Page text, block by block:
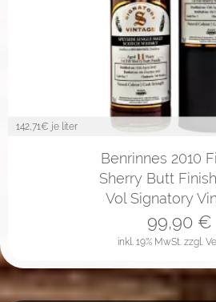
142,71€ je liter
Benrinnes 2010
Sherry Butt
Vol Signatory
inkl. 19% MwSt. zzgl.
99,90€